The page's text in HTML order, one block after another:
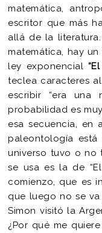
matemática,
escritor que más
allá de la
matemática, hay
ley exponencial
teclea caracteres
escribir “era una
probabilidad es
esa secuencia, en
paleontología está
universo tuvo o no
se usa es la de
comienzo, que es
que luego no se
Simon visitó la
¿Por qué me